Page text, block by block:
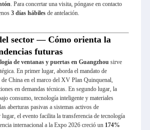
. Para concertar una visita, póngase en contacto
3 días hábilesde antelación.
sector — Cómo orienta la
futuras
de ventanas y puertas en Guangzhousirve
En primer lugar, aborda el mandato de
China en el marco del XV Plan Quinquenal,
en demandas técnicas. En segundo lugar, la
consumo, tecnología inteligente y materiales
aberturas pasivas a sistemas activos de
el evento facilita la transferencia de tecnología
internacional a la Expo 2026 creció un 174%